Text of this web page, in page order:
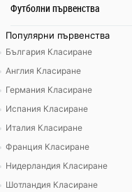
Футболни първенства
Популярни първенства
България Класиране
Англия Класиране
Германия Класиране
Испания Класиране
Италия Класиране
Франция Класиране
Нидерландия Класиране
Шотландия Класиране